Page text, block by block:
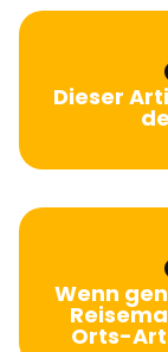
Dieser
Wenn
Orts-